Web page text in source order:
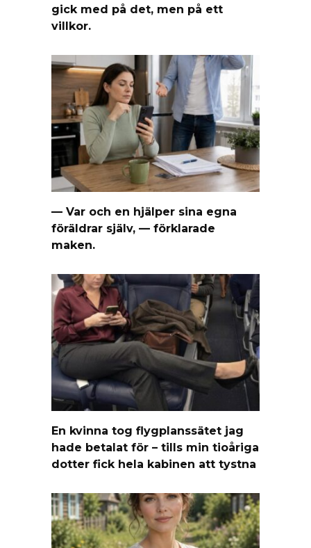
gick med på det, men på ett
villkor.
— Var och en hjälper sina egna
föräldrar själv, — förklarade
maken.
En kvinna tog flygplanssätet jag
hade betalat för – tills min tioåriga
dotter fick hela kabinen att tystna